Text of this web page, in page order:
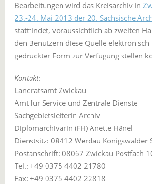
Bearbeitungen wird das Kreisarchiv in
23.-24. Mai 2013 der 20. Sächsische
stattfindet, voraussichtlich ab zweiten
den Benutzern diese Quelle elektronisch
gedruckter Form zur Verfügung stellen
Kontakt:
Landratsamt Zwickau
Amt für Service und Zentrale Dienste
Sachgebietsleiterin Archiv
Diplomarchivarin (FH) Anette Hänel
Dienstsitz: 08412 Werdau Königswalder
Postanschrift: 08067 Zwickau Postfach
Tel.: +49 0375 4402 21780
Fax: +49 0375 4402 22818